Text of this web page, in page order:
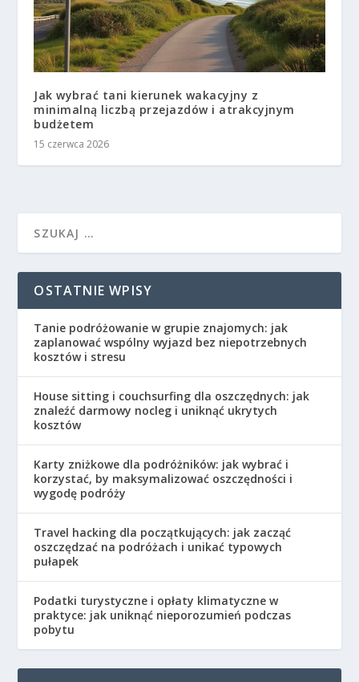
Jak wybrać tani kierunek wakacyjny z
minimalną liczbą przejazdów i atrakcyjnym
budżetem
15 czerwca 2026
OSTATNIE WPISY
Tanie podróżowanie w grupie znajomych: jak
zaplanować wspólny wyjazd bez niepotrzebnych
kosztów i stresu
House sitting i couchsurfing dla oszczędnych: jak
znaleźć darmowy nocleg i uniknąć ukrytych
kosztów
Karty zniżkowe dla podróżników: jak wybrać i
korzystać, by maksymalizować oszczędności i
wygodę podróży
Travel hacking dla początkujących: jak zacząć
oszczędzać na podróżach i unikać typowych
pułapek
Podatki turystyczne i opłaty klimatyczne w
praktyce: jak uniknąć nieporozumień podczas
pobytu